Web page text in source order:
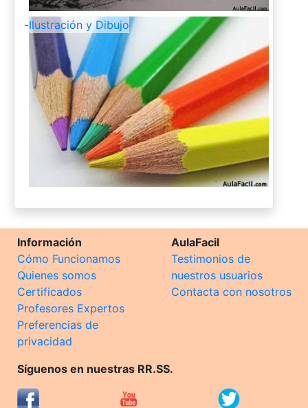
-Ilustración y Dibujo
Información
Cómo Funcionamos
Quienes somos
Certificados
Profesores Expertos
Preferencias de
privacidad
AulaFacil
Testimonios de
nuestros usuarios
Contacta con nosotros
Síguenos en nuestras RR.SS.